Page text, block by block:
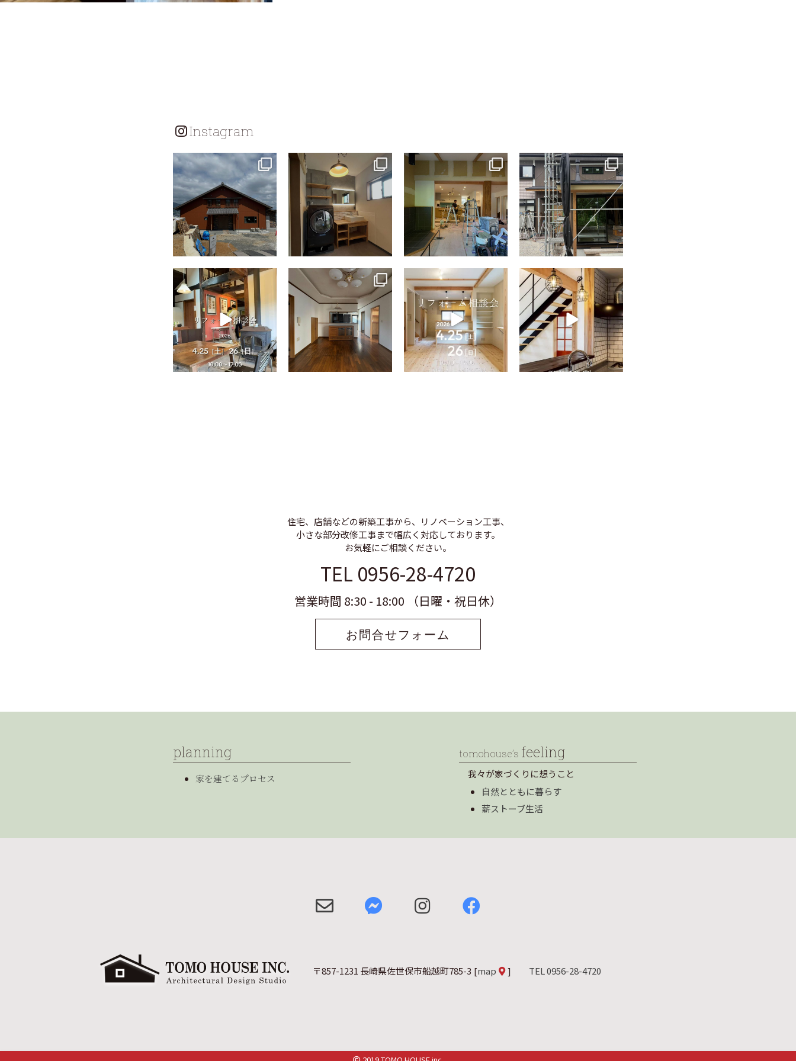
Instagram
tomohouseinc
tomohouseinc
7月 13
tomohouseinc
tomohouseinc
6月 3
tomohouseinc
4月 25
tomohouseinc
4月 9
tomohouseinc
4月 2
tomohouseinc
2月 28
住宅、店舗などの新築工事から、リノベーション工事、
小さな部分改修工事まで幅広く対応しております。
お気軽にご相談ください。
TEL 0956-28-4720
営業時間 8:30 - 18:00 （日曜・祝日休）
お問合せフォーム
planning
家を建てるプロセス
tomohouse’s feeling
我々が家づくりに想うこと
自然とともに暮らす
薪ストーブ生活
〒857-1231 長崎県佐世保市船越町785-3 [map ] TEL 0956-28-4720